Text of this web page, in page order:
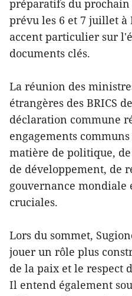
préparatifs du prochain
prévu les 6 et 7 juillet à
accent particulier sur
documents clés.
La réunion des
étrangères des BRICS
déclaration commune
engagements
matière de politique,
de développement, de
gouvernance mondiale
cruciales.
Lors du sommet,
jouer un rôle plus
de la paix et le respect
Il entend également